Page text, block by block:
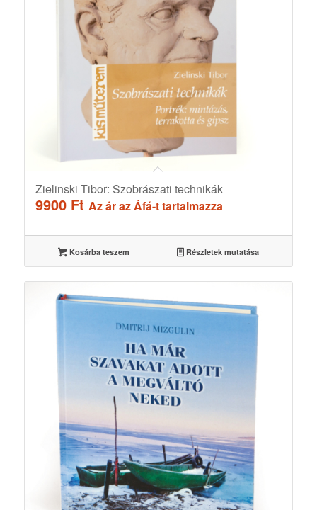
Zielinski Tibor: Szobrászati technikák
9900 Ft Az ár az Áfá-t tartalmazza
Kosárba teszem Részletek mutatása